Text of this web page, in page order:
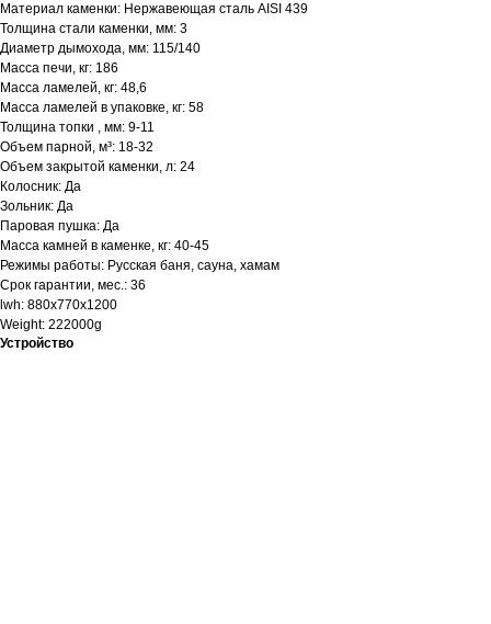
Материал каменки: Нержавеющая сталь AISI 439
Толщина стали каменки, мм: 3
Диаметр дымохода, мм: 115/140
Масса печи, кг: 186
Масса ламелей, кг: 48,6
Масса ламелей в упаковке, кг: 58
Толщина топки , мм: 9-11
Объем парной, м³: 18-32
Объем закрытой каменки, л: 24
Колосник: Да
Зольник: Да
Паровая пушка: Да
Масса камней в каменке, кг: 40-45
Режимы работы: Русская баня, сауна, хамам
Срок гарантии, мес.: 36
lwh: 880x770x1200
Weight: 222000g
Устройство